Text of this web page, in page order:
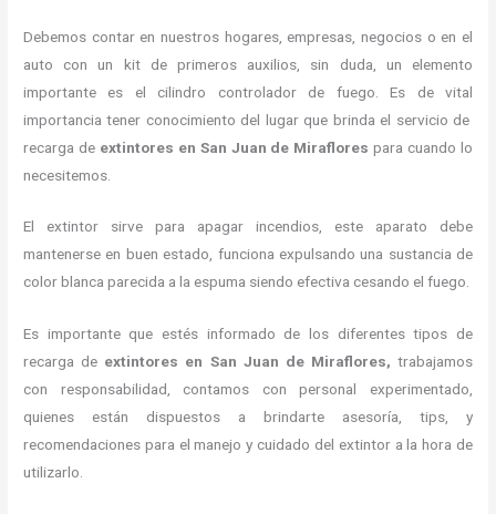
Debemos contar en nuestros hogares, empresas, negocios o en el
auto con un kit de primeros auxilios, sin duda, un elemento
importante es el cilindro controlador de fuego. Es de vital
importancia tener conocimiento del lugar que brinda el servicio de
recarga de extintores en San Juan de Miraflorespara cuando lo
necesitemos.
El extintor sirve para apagar incendios, este aparato debe
mantenerse en buen estado, funciona expulsando una sustancia de
color blanca parecida a la espuma siendo efectiva cesando el fuego.
Es importante que estés informado de los diferentes tipos de
recarga de extintores en San Juan de Miraflores, trabajamos
con responsabilidad, contamos con personal experimentado,
quienes están dispuestos a brindarte asesoría, tips, y
recomendaciones para el manejo y cuidado del extintor a la hora de
utilizarlo.